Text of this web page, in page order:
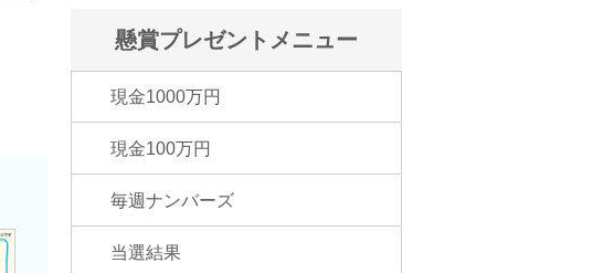
懸賞プレゼントメニュー
現金1000万円
現金100万円
毎週ナンバーズ
当選結果